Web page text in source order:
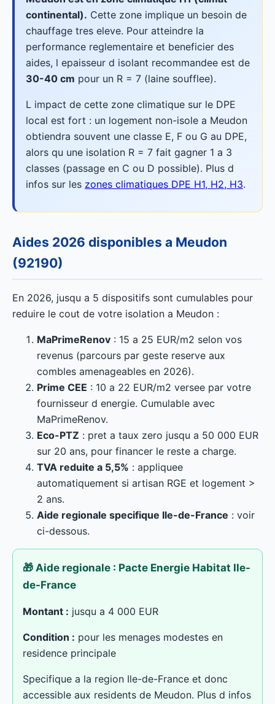
continental). Cette zone implique un besoin de
chauffage tres eleve. Pour atteindre la
performance reglementaire et beneficier des
aides, l epaisseur d isolant recommandee est de
30-40 cm pour un R = 7 (laine soufflee).
L impact de cette zone climatique sur le DPE
local est fort : un logement non-isole a Meudon
obtiendra souvent une classe E, F ou G au DPE,
alors qu une isolation R = 7 fait gagner 1 a 3
classes (passage en C ou D possible). Plus d
infos sur les zones climatiques DPE H1, H2, H3.
Aides 2026 disponibles a Meudon
(92190)
En 2026, jusqu a 5 dispositifs sont cumulables pour
reduire le cout de votre isolation a Meudon :
MaPrimeRenov : 15 a 25 EUR/m2 selon vos
revenus (parcours par geste reserve aux
combles amenageables en 2026).
Prime CEE : 10 a 22 EUR/m2 versee par votre
fournisseur d energie. Cumulable avec
MaPrimeRenov.
Eco-PTZ : pret a taux zero jusqu a 50 000 EUR
sur 20 ans, pour financer le reste a charge.
TVA reduite a 5,5% : appliquee
automatiquement si artisan RGE et logement >
2 ans.
Aide regionale specifique Ile-de-France : voir
ci-dessous.
🎁 Aide regionale : Pacte Energie Habitat Ile-
de-France
Montant : jusqu a 4 000 EUR
Condition : pour les menages modestes en
residence principale
Specifique a la region Ile-de-France et donc
accessible aux residents de Meudon. Plus d infos